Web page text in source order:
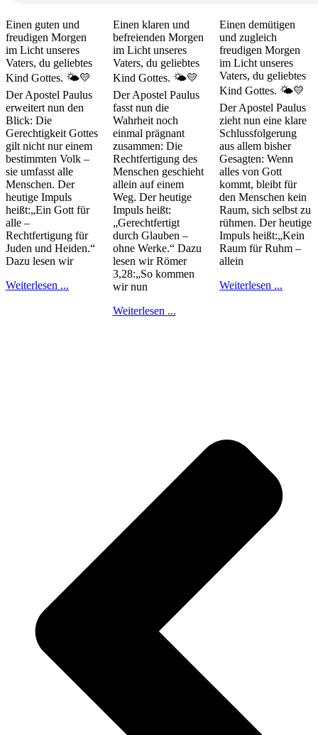
Einen guten und
freudigen Morgen
im Licht unseres
Vaters, du geliebtes
Kind Gottes. 🌤️💛
Der Apostel Paulus
erweitert nun den
Blick: Die
Gerechtigkeit Gottes
gilt nicht nur einem
bestimmten Volk –
sie umfasst alle
Menschen. Der
heutige Impuls
heißt:„Ein Gott für
alle –
Rechtfertigung für
Juden und Heiden.“
Dazu lesen wir
Weiterlesen ...
Einen klaren und
befreienden Morgen
im Licht unseres
Vaters, du geliebtes
Kind Gottes. 🌤️💛
Der Apostel Paulus
fasst nun die
Wahrheit noch
einmal prägnant
zusammen: Die
Rechtfertigung des
Menschen geschieht
allein auf einem
Weg. Der heutige
Impuls heißt:
„Gerechtfertigt
durch Glauben –
ohne Werke.“ Dazu
lesen wir Römer
3,28:„So kommen
wir nun
Weiterlesen ...
Einen demütigen
und zugleich
freudigen Morgen
im Licht unseres
Vaters, du geliebtes
Kind Gottes. 🌤️💛
Der Apostel Paulus
zieht nun eine klare
Schlussfolgerung
aus allem bisher
Gesagten: Wenn
alles von Gott
kommt, bleibt für
den Menschen kein
Raum, sich selbst zu
rühmen. Der heutige
Impuls heißt:„Kein
Raum für Ruhm –
allein
Weiterlesen ...